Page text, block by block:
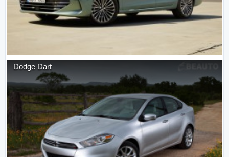
Dodge Dart